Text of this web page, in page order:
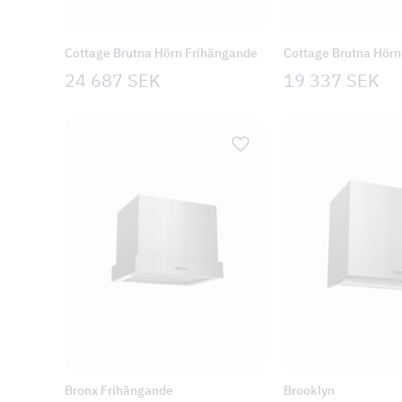
Cottage Brutna Hörn Frihängande
24 687 SEK
Cottage Brutna
19 337 SEK
Bronx Frihängande Brooklyn